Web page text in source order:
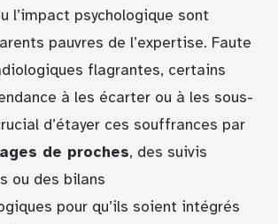
l’impact psychologique sont
pauvres de l’expertise. Faute
flagrantes, certains
à les écarter ou à les sous-
d’étayer ces souffrances par
de proches, des suivis
ou des bilans
pour qu’ils soient intégrés